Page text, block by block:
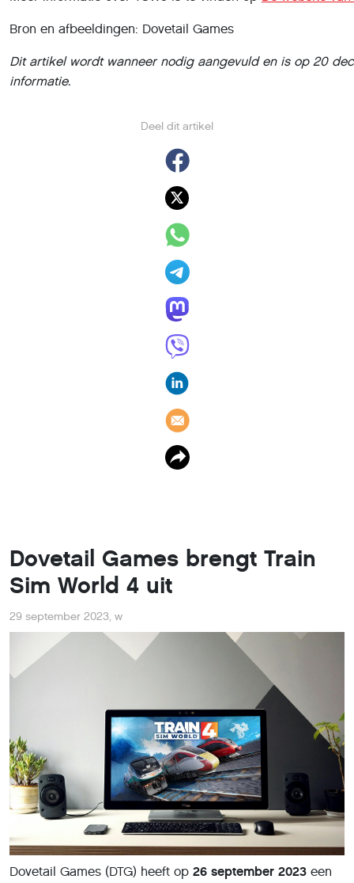
Deel dit artikel
Bron en afbeeldingen: Dovetail Games
Dit artikel wordt wanneer nodig aangevuld en is op 20
informatie.
Dovetail Games brengt Train
Sim World 4 uit
29 september 2023, w
Dovetail Games (DTG) heeft op 26 september 2023 een